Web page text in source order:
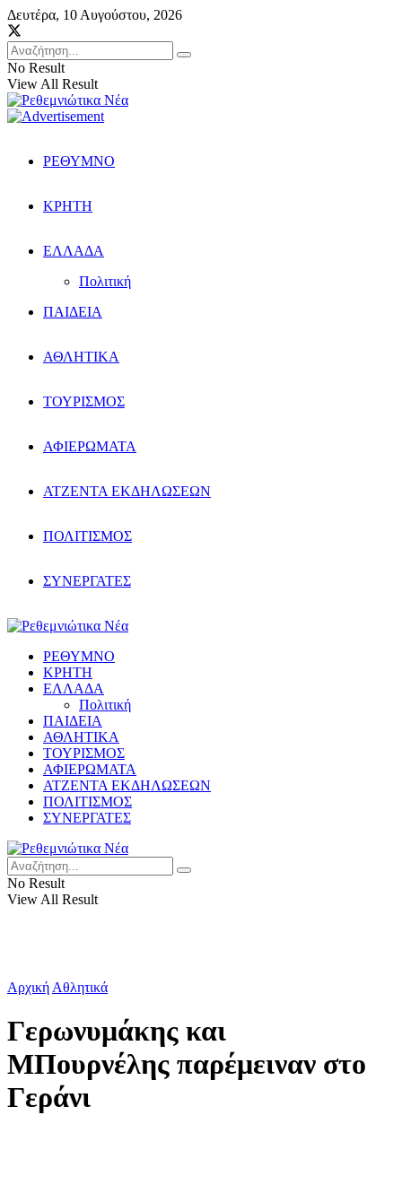
Δευτέρα, 10 Αυγούστου, 2026
No Result
View All Result
ΡΕΘΥΜΝΟ
ΚΡΗΤΗ
ΕΛΛΑΔΑ
Πολιτική
ΠΑΙΔΕΙΑ
ΑΘΛΗΤΙΚΑ
ΤΟΥΡΙΣΜΟΣ
ΑΦΙΕΡΩΜΑΤΑ
ΑΤΖΕΝΤΑ ΕΚΔΗΛΩΣΕΩΝ
ΠΟΛΙΤΙΣΜΟΣ
ΣΥΝΕΡΓΑΤΕΣ
ΡΕΘΥΜΝΟ
ΚΡΗΤΗ
ΕΛΛΑΔΑ
Πολιτική
ΠΑΙΔΕΙΑ
ΑΘΛΗΤΙΚΑ
ΤΟΥΡΙΣΜΟΣ
ΑΦΙΕΡΩΜΑΤΑ
ΑΤΖΕΝΤΑ ΕΚΔΗΛΩΣΕΩΝ
ΠΟΛΙΤΙΣΜΟΣ
ΣΥΝΕΡΓΑΤΕΣ
No Result
View All Result
Αρχική Αθλητικά
Γερωνυμάκης και
ΜΠουρνέλης παρέμειναν στο
Γεράνι